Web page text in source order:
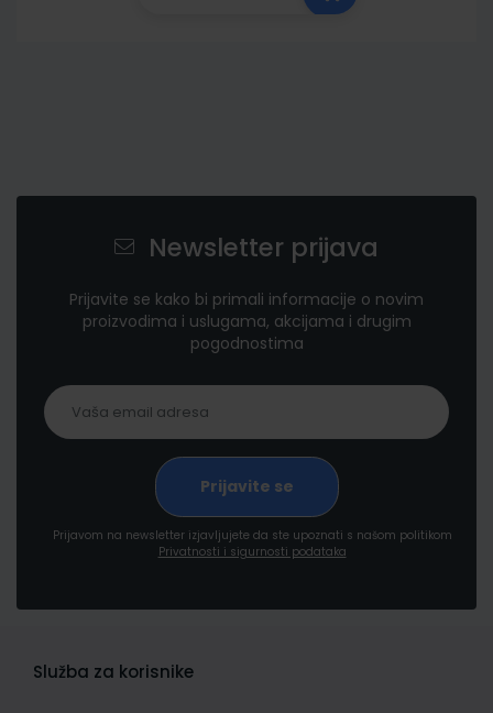
Newsletter prijava
Prijavite se kako bi primali informacije o novim
proizvodima i uslugama, akcijama i drugim
pogodnostima
Prijavom na newsletter izjavljujete da ste upoznati s našom politikom
Privatnosti i sigurnosti podataka
Služba za korisnike